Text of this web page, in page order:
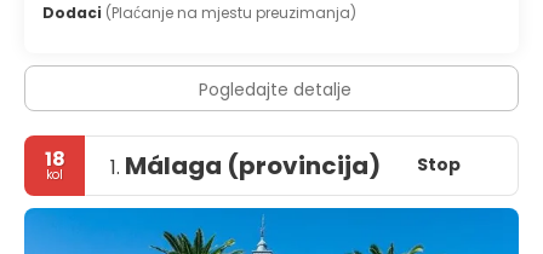
Dodaci (Plaćanje na mjestu preuzimanja)
Pogledajte detalje
18
kol 1. Málaga (provincija) Stop